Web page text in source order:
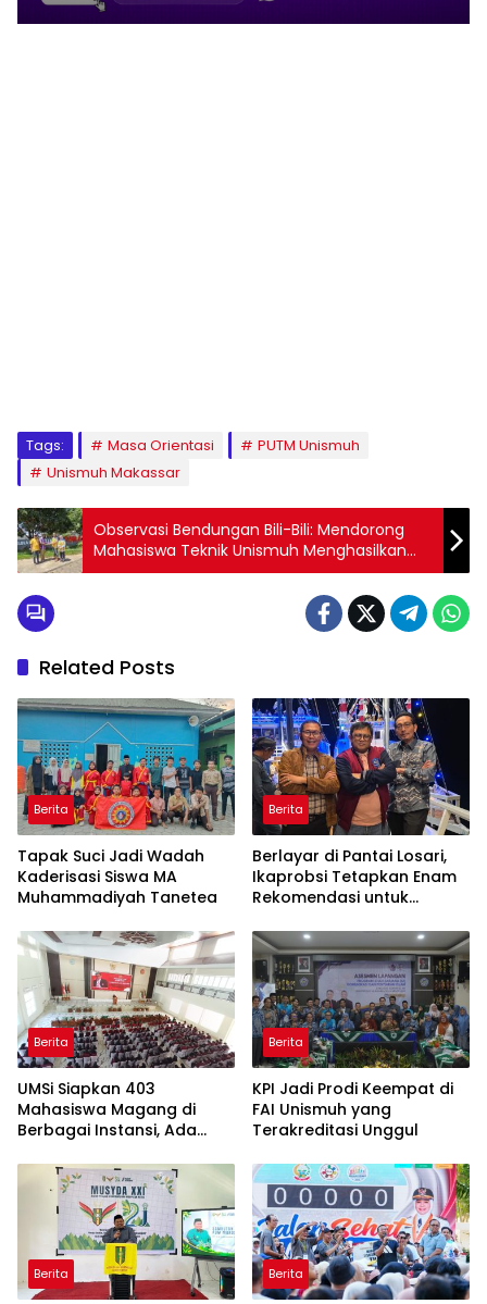
Tags: Masa Orientasi
PUTM Unismuh
Unismuh Makassar
Observasi Bendungan Bili-Bili: Mendorong
Mahasiswa Teknik Unismuh Menghasilkan
Solusi Ilmiah Terintegrasi
Related Posts
Berita
Tapak Suci Jadi Wadah
Kaderisasi Siswa MA
Muhammadiyah Tanetea
Berita
Berlayar di Pantai Losari,
Ikaprobsi Tetapkan Enam
Rekomendasi untuk
Berita
UMSi Siapkan 403
Mahasiswa Magang di
Berbagai Instansi, Ada
Taiwan
Berita
KPI Jadi Prodi Keempat di
FAI Unismuh yang
Terakreditasi Unggul
Berita Berita